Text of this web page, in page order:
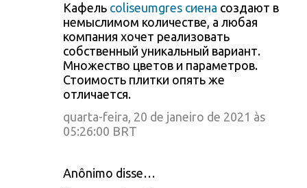
Кафель coliseumgres сиена создают в
немыслимом количестве, а любая
компания хочет реализовать
собственный уникальный вариант.
Множество цветов и параметров.
Стоимость плитки опять же
отличается.
quarta-feira, 20 de janeiro de 2021 às
05:26:00 BRT
Anônimo disse…